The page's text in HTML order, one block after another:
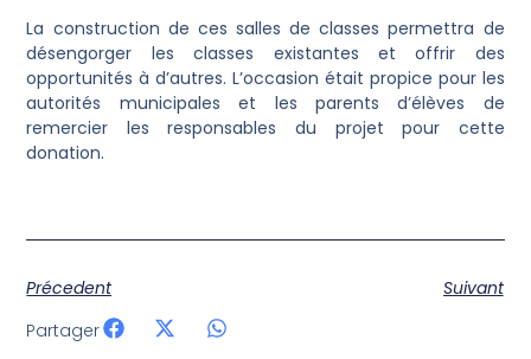
La construction de ces salles de classes permettra de
désengorger les classes existantes et offrir des
opportunités à d’autres. L’occasion était propice pour les
autorités municipales et les parents d’élèves de
remercier les responsables du projet pour cette
donation.
Précedent
Suivant
Partager